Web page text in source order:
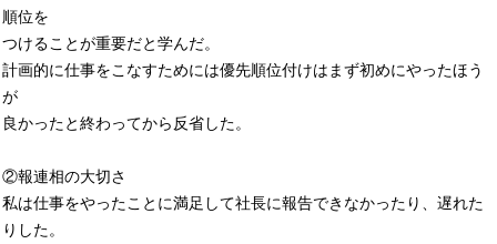
順位を
つけることが重要だと学んだ。
計画的に仕事をこなすためには優先順位付けはまず初めにやったほう
が
良かったと終わってから反省した。
②報連相の大切さ
私は仕事をやったことに満足して社長に報告できなかったり、遅れた
りした。